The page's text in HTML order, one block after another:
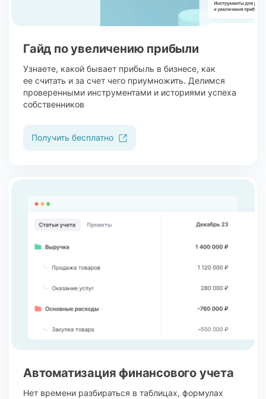
Гайд по увеличению прибыли
Узнаете, какой бывает прибыль в бизнесе, как
ее считать и за счет чего приумножить. Делимся
проверенными инструментами и историями успеха
собственников
Получить бесплатно
Автоматизация финансового учета
Нет времени разбираться в таблицах, формулах